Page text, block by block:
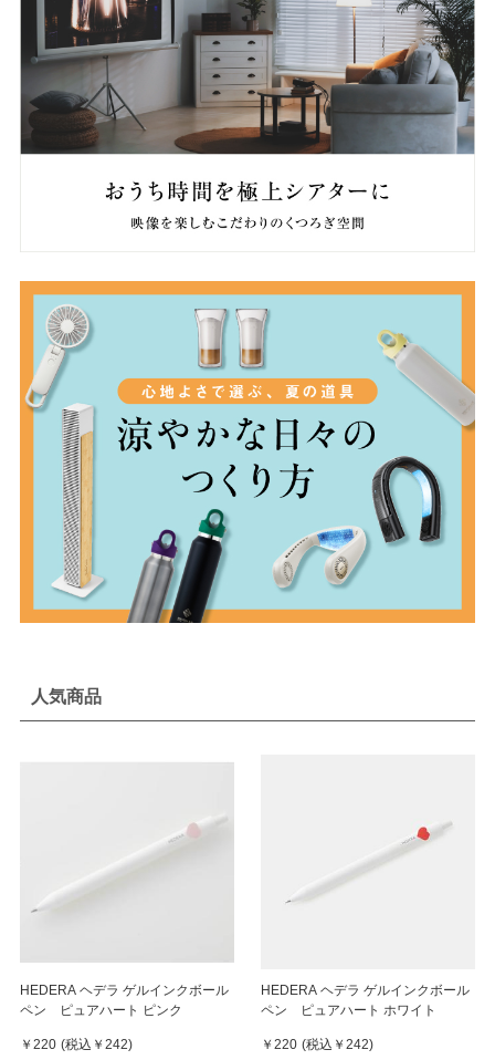
人気商品
HEDERA ヘデラ ゲルインクボール
ペン ピュアハート ピンク
￥220 (税込 ￥242)
HEDERA ヘデラ ゲルインクボール
ペン ピュアハート ホワイト
￥220 (税込 ￥242)